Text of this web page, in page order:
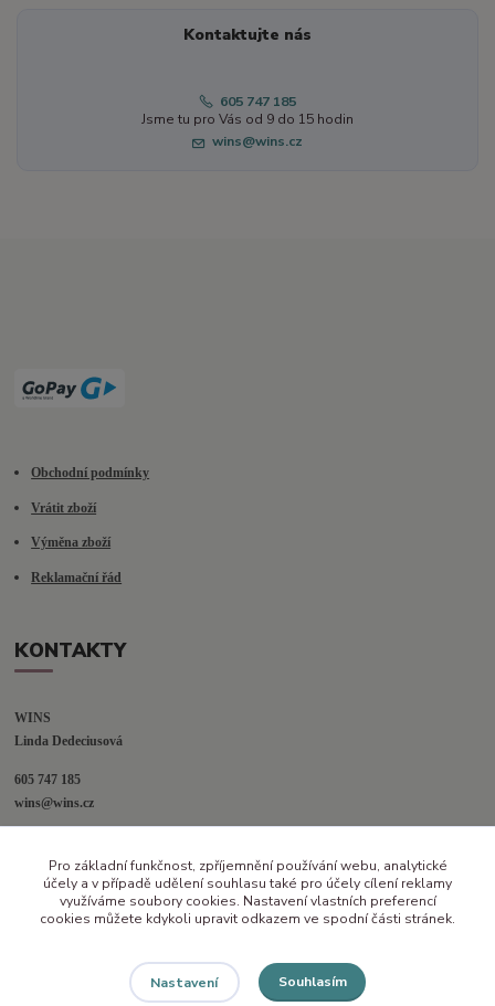
Kontaktujte nás
605 747 185
Jsme tu pro Vás od 9 do 15 hodin
wins@wins.cz
Obchodní podmínky
Vrátit zboží
Výměna zboží
Reklamační řád
KONTAKTY
WINS
Linda Dedeciusová
605 747 185
wins@wins.cz
Šenov u N. Jičína
Pro základní funkčnost, zpříjemnění používání webu, analytické
účely a v případě udělení souhlasu také pro účely cílení reklamy
využíváme soubory cookies. Nastavení vlastních preferencí
cookies můžete kdykoli upravit odkazem ve spodní části stránek.
Nastavení Souhlasím